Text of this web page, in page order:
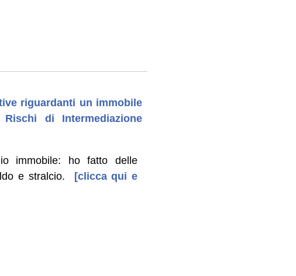
riguardanti un immobile
di Intermediazione
immobile: ho fatto delle
e stralcio.
[clicca qui e